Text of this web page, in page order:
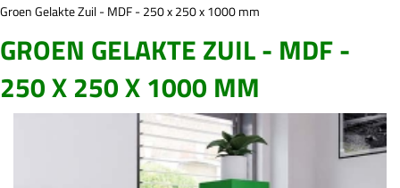
Groen Gelakte Zuil - MDF - 250 x 250 x 1000 mm
GROEN GELAKTE ZUIL - MDF -
250 X 250 X 1000 MM